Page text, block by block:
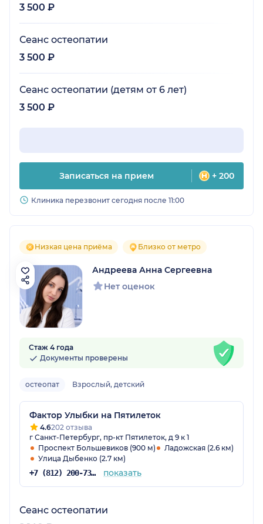
3 500 ₽
Сеанс остеопатии
3 500 ₽
Сеанс остеопатии (детям от 6 лет)
3 500 ₽
Записаться на прием + 200
Клиника перезвонит сегодня после 11:00
Низкая цена приёма Близко от метро
Андреева Анна Сергеевна
Нет оценок
Стаж 4 года
Документы проверены
остеопат Взрослый, детский
Фактор Улыбки на Пятилеток
4.6202 отзыва
г Санкт-Петербург, пр-кт Пятилеток, д 9 к 1
Проспект Большевиков (900 м)
Ладожская (2.6 км)
Улица Дыбенко (2.7 км)
+7 (812) 200-73-56 показать
Сеанс остеопатии